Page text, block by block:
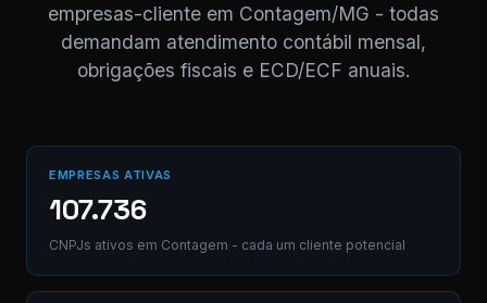
empresas-cliente em Contagem/MG - todas
demandam atendimento contábil mensal,
obrigações fiscais e ECD/ECF anuais.
EMPRESAS ATIVAS
107.736
CNPJs ativos em Contagem - cada um cliente potencial